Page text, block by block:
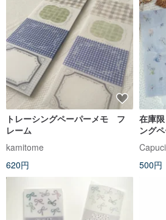
トレーシングペーパーメモ フ
レーム
kamitome
620円
在庫
ング
500円